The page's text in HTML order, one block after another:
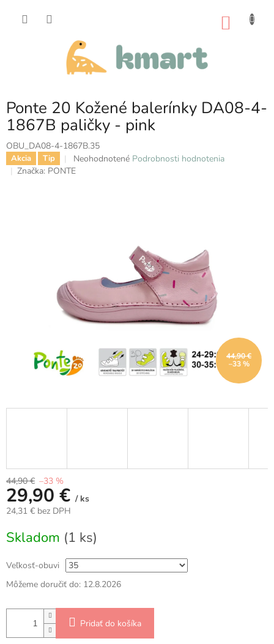
Ponte 20 Kožené balerínky DA08-4-
1867B paličky - pink
OBU_DA08-4-1867B.35
Akcia Tip
Priemerné
hodnotenie
Neohodnotené Podrobnosti hodnotenia
Značka: PONTE
44,90 €
–33 %
44,90 € –33 %
29,90 € / ks
24,31 € bez DPH
cena:
Skladom (1 ks)
Veľkosť-obuvi
Môžeme doručiť do: 12.8.2026
Pridať do košíka